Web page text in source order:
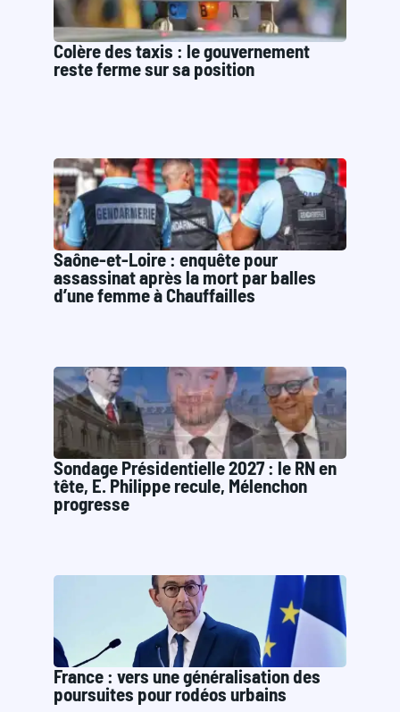
Colère des taxis : le gouvernement
reste ferme sur sa position
Saône-et-Loire : enquête pour
assassinat après la mort par balles
d’une femme à Chauffailles
Sondage Présidentielle 2027 : le RN en
tête, E. Philippe recule, Mélenchon
progresse
France : vers une généralisation des
poursuites pour rodéos urbains